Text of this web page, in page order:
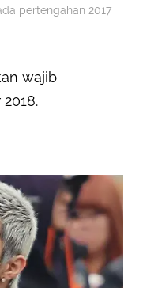
pertengahan 2017
wajib